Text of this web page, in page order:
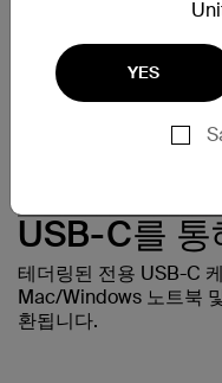
YES
USB-C를 통
테더링된 전용 USB-C
Mac/Windows 노트북
환됩니다.